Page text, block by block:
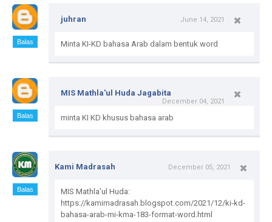
Balas
juhran June 14, 2021
Minta KI-KD bahasa Arab dalam bentuk word
Balas
MIS Mathla'ul Huda Jagabita
December 04, 2021
minta KI KD khusus bahasa arab
Balas
Kami Madrasah December 05, 2021
MIS Mathla'ul Huda:
https://kamimadrasah.blogspot.com/2021/12/ki-kd-
bahasa-arab-mi-kma-183-format-word.html